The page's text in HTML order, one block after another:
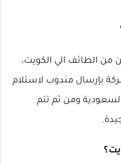
الطائف الي الكويت،
بإرسال مندوب لاستلام
ومن ثم تتم